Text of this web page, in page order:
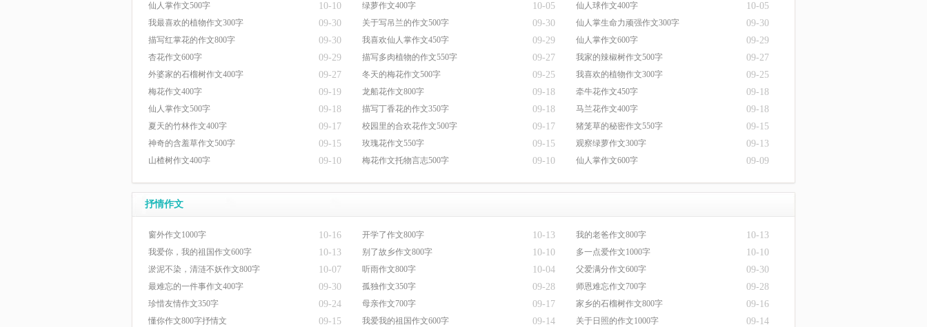
仙人掌作文500字 10-10 绿萝作文400字 10-05 仙人球作文400字 10-05
我最喜欢的植物作文300字 09-30 关于写吊兰的作文500字 09-30 仙人掌生命力顽强作文300字 09-30
描写红掌花的作文800字 09-30 我喜欢仙人掌作文450字 09-29 仙人掌作文600字 09-29
杏花作文600字 09-29 描写多肉植物的作文550字 09-27 我家的辣椒树作文500字 09-27
外婆家的石榴树作文400字 09-27 冬天的梅花作文500字 09-25 我喜欢的植物作文300字 09-25
梅花作文400字 09-19 龙船花作文800字 09-18 牵牛花作文450字 09-18
仙人掌作文500字 09-18 描写丁香花的作文350字 09-18 马兰花作文400字 09-18
夏天的竹林作文400字 09-17 校园里的合欢花作文500字 09-17 猪笼草的秘密作文550字 09-15
神奇的含羞草作文500字 09-15 玫瑰花作文550字 09-15 观察绿萝作文300字 09-13
山楂树作文400字 09-10 梅花作文托物言志500字 09-10 仙人掌作文600字 09-09
抒情作文
窗外作文1000字 10-16 开学了作文800字 10-13 我的老爸作文800字 10-13
我爱你，我的祖国作文600字 10-13 别了故乡作文800字 10-10 多一点爱作文1000字 10-10
淤泥不染，清涟不妖作文800字 10-07 听雨作文800字 10-04 父爱满分作文600字 09-30
最难忘的一件事作文400字 09-30 孤独作文350字 09-28 师恩难忘作文700字 09-28
珍惜友情作文350字 09-24 母亲作文700字 09-17 家乡的石榴树作文800字 09-16
懂你作文800字抒情文 09-15 我爱我的祖国作文600字 09-14 关于日照的作文1000字 09-14